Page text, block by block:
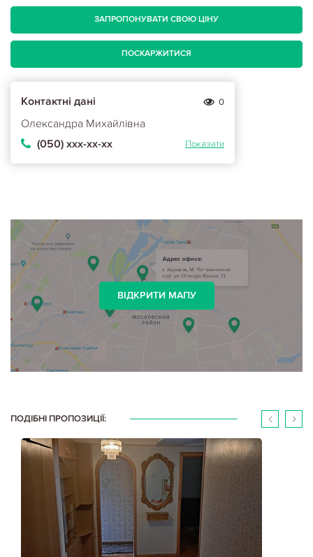
ЗАПРОПОНУВАТИ СВОЮ ЦІНУ
ПОСКАРЖИТИСЯ
Контактні дані 0
Олександра Михайлівна
(050) ххх-хх-хх
Показати
ВІДКРИТИ МАПУ
ПОДІБНІ ПРОПОЗИЦІЇ: